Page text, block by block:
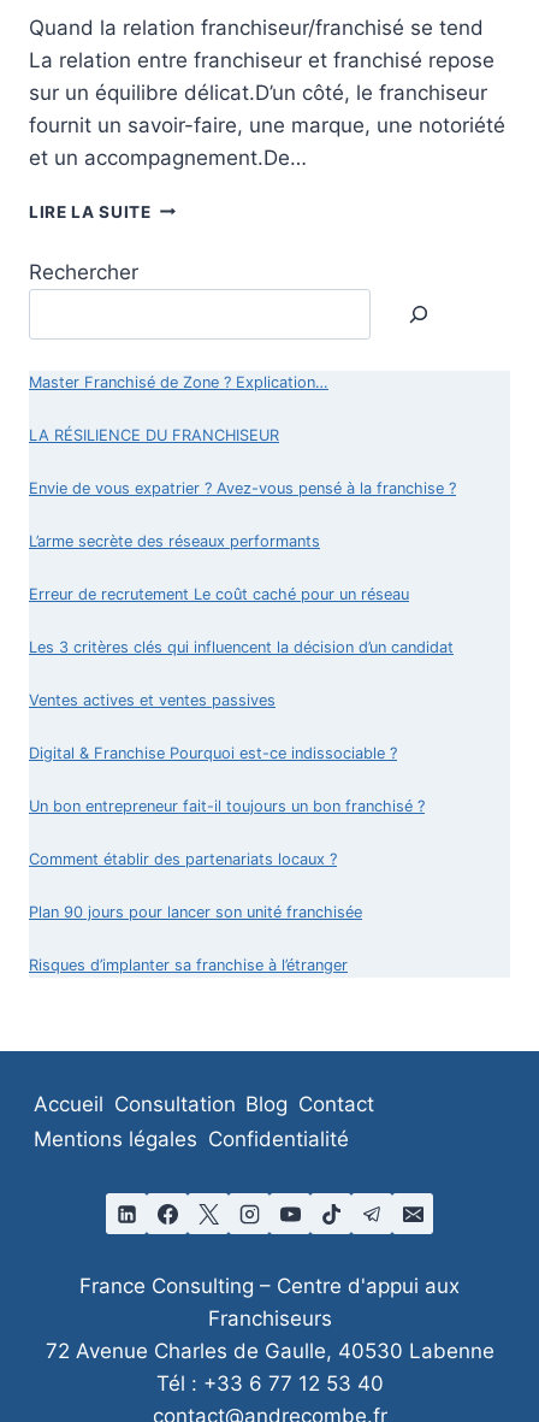
Quand la relation franchiseur/franchisé se tend
La relation entre franchiseur et franchisé repose
sur un équilibre délicat.D’un côté, le franchiseur
fournit un savoir-faire, une marque, une notoriété
et un accompagnement.De…
LIRE LA SUITELES
FRANCHISEURS
FRANCHISÉS
Rechercher
Master Franchisé de Zone ? Explication…
LA RÉSILIENCE DU FRANCHISEUR
Envie de vous expatrier ? Avez-vous pensé à la franchise ?
L’arme secrète des réseaux performants
Erreur de recrutement Le coût caché pour un réseau
Les 3 critères clés qui influencent la décision d’un candidat
Ventes actives et ventes passives
Digital & Franchise Pourquoi est-ce indissociable ?
Un bon entrepreneur fait-il toujours un bon franchisé ?
Comment établir des partenariats locaux ?
Plan 90 jours pour lancer son unité franchisée
Risques d’implanter sa franchise à l’étranger
Accueil Consultation Blog Contact
Mentions légales Confidentialité
France Consulting – Centre d'appui aux
Franchiseurs
72 Avenue Charles de Gaulle, 40530 Labenne
Tél : +33 6 77 12 53 40
contact@andrecombe.fr